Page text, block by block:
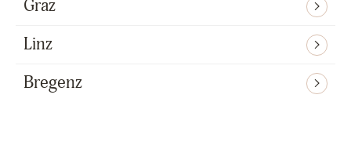
Graz
Linz
Bregenz